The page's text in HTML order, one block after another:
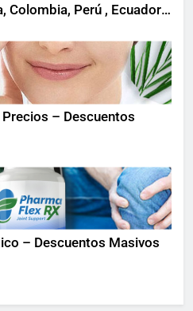
Colombia, Perú , Ecuador,
Precios – Descuentos
– Descuentos Masivos